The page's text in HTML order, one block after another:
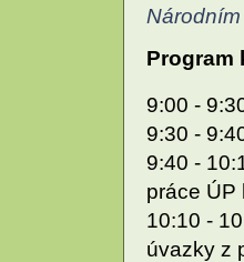
Program
9:00 -
9:30 -
9:40 -
práce ÚP
10:10 -
úvazky z